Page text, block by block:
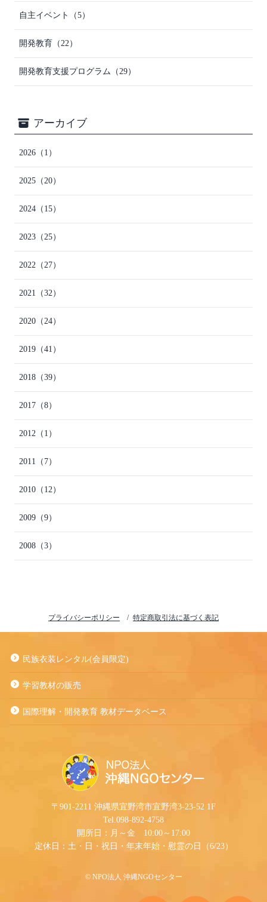
自主イベント （5）
開発教育 （22）
開発教育支援プログラム （29）
アーカイブ
2026 （1）
2025 （20）
2024 （15）
2023 （25）
2022 （27）
2021 （32）
2020 （24）
2019 （41）
2018 （39）
2017 （8）
2012 （1）
2011 （7）
2010 （12）
2009 （9）
2008 （3）
プライバシーポリシー 特定商取引法に基づく表記
民族衣装レンタル(会員限定)
学習教材の販売
国際理解・開発教育 教材データベース
〒901-2211 沖縄県宜野湾市宜野湾3-23-52 1F
Tel.098-892-4758
開所日：月～金 10:00～17:00
定休日：土・日・祝日・年末年始・慰霊の日（6/23）
©︎ NPO法人 沖縄NGOセンター